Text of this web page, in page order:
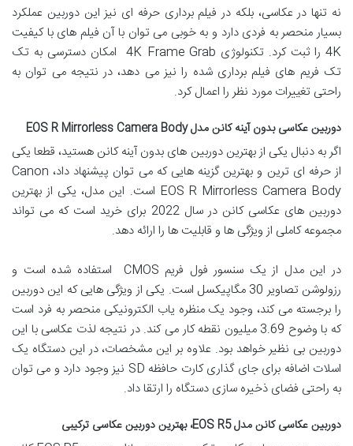
نه تنها در عکاسی، بلکه در فیلم برداری حرفه ای نیز این دوربین عملکرد
بسیار منحصر به فردی دارد و به خوبی می توان با آن فیلم های با کیفیت
4K را ثبت کرد. تکنولوژی 4K Frame Grab امکان دسترسی به تک
تک فریم های فیلم برداری شده را نیز می دهد، در نتیجه می توان به
راحتی تغییرات مورد نظر را اعمال کرد.
دوربین عکاسی بدون آینه کانن مدل EOS R Mirrorless Camera Body
اگر به دنبال یکی از بهترین دوربین های بدون آینه کانن هستید، قطعا یکی
از حرفه ای ترین و بهترین گزینه هایی که می توان پیشنهاد داد، Canon
EOS R Mirrorless Camera Body است. این مدل، یکی از بهترین
دوربین های عکاسی کانن در سال 2022 برای خرید است که می تواند
مجموعه کاملی از ویژگی ها و قابلیت ها را ارائه دهد.
در این مدل از یک سنسور فول فریم CMOS استفاده شده است و
رزولوشن تصاویر 30 مگاپیکسل است. یکی از ویژگی هایی که این دوربین
را برجسته می کند، وجود یک منظره یاب الکترونیکی منحصر به فرد است
که با وضوح 3.69 میلیون نقطه کار می کند. در نتیجه لذت عکاسی با این
دوربین بی نظیر خواهد بود. علاوه بر این مشخصات، در این دستگاه یک
اسلات اضافه برای جای گذاری کارت حافظه SD نیز وجود دارد و می توان
به راحتی فضای ذخیره سازی دستگاه را ارتقا داد.
دوربین عکاسی کانن مدل EOS R5، بهترین دوربین عکاسی ترکیبی